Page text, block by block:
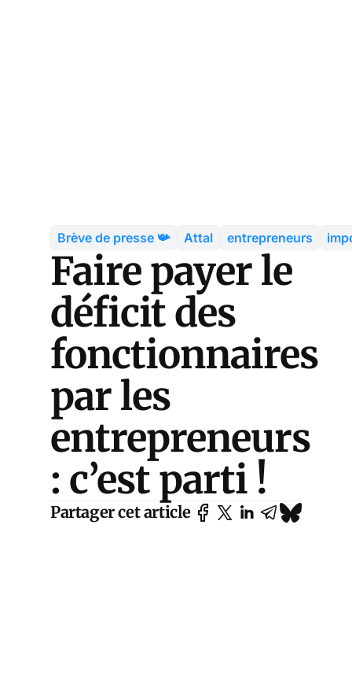
Brève de presse 📯 Attal entrepreneurs
Faire payer le
déficit des
fonctionnaires
par les
entrepreneurs
: c’est parti !
Partager cet article